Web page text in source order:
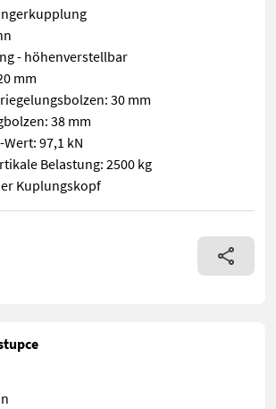
- höhenverstellbar
mm
30 mm
38 mm
97,1 kN
Belastung: 2500 kg
Kuplungskopf
Marke: Sauermann